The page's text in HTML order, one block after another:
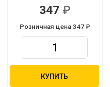
347
Розничная цена 347
КУПИТЬ